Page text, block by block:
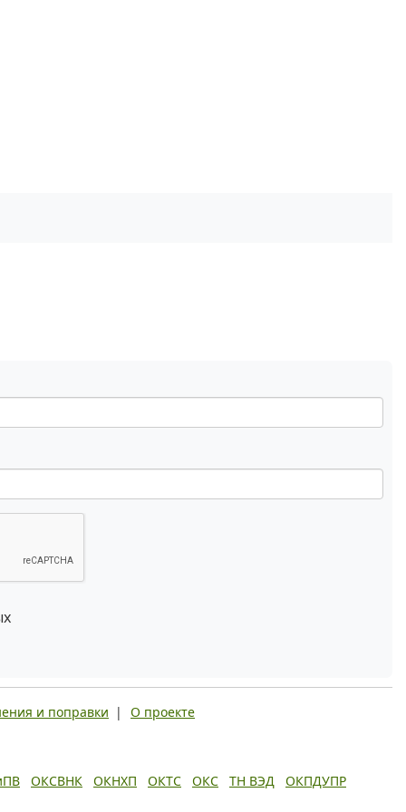
и поправки | О проекте
ОКСВНК ОКНХП ОКТС ОКС ТН ВЭД ОКПДУПР